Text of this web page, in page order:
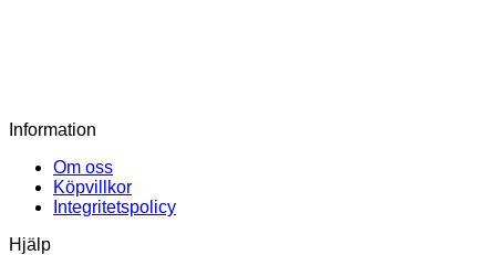
Information
Om oss
Köpvillkor
Integritetspolicy
Hjälp